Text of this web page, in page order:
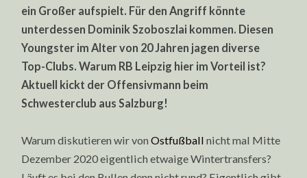
ein Großer aufspielt. Für den Angriff könnte
unterdessen Dominik Szoboszlai kommen. Diesen
Youngster im Alter von 20 Jahren jagen diverse
Top-Clubs. Warum RB Leipzig hier im Vorteil ist?
Aktuell kickt der Offensivmann beim
Schwesterclub aus Salzburg!
Warum diskutieren wir vonOstfußball nicht mal Mitte
Dezember 2020 eigentlich etwaige Wintertransfers?